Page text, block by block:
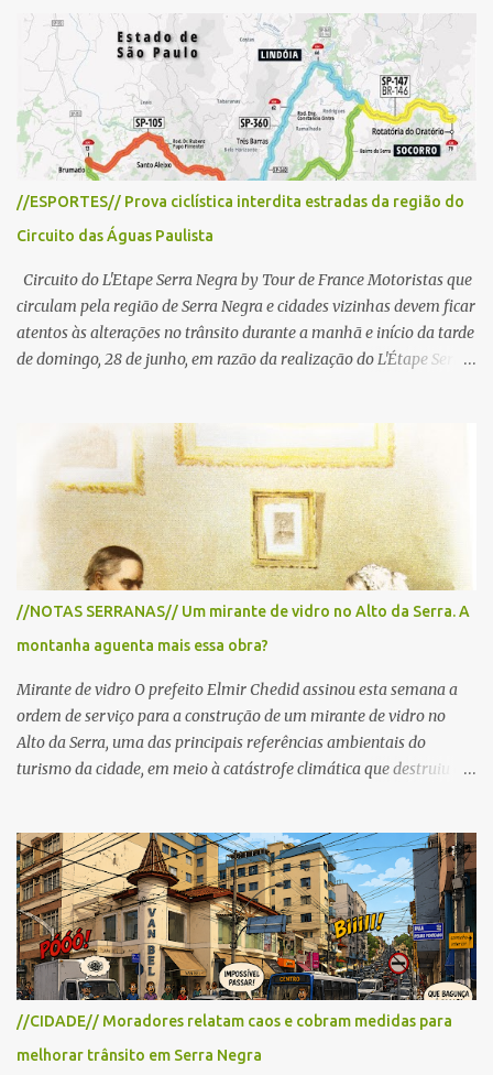
i
o
//ESPORTES// Prova ciclística interdita estradas da região do
Circuito das Águas Paulista
Circuito do L'Etape Serra Negra by Tour de France Motoristas que
circulam pela região de Serra Negra e cidades vizinhas devem ficar
atentos às alterações no trânsito durante a manhã e início da tarde
de domingo, 28 de junho, em razão da realização do L'Étape Serra
reunirá atletas de diferentes regiões do país e terá percursos
passando pelos municípios de Serra Negra, Amparo, Monte Alegre
do Sul, Lindoia e Socorro. Para garantir a segurança dos
participantes e do público, diversos trechos de rodovias e estradas
da região serão interditados temporariamente ao longo da prova.
A largada será na Rua Coronel Pedro Penteado, em Serra Negra,
para cerca de 2.000 ciclistas, às 6h30. De acordo com o
cronograma da organização e de todas as prefeituras envolvidas,
as interdições ocorrerão de forma programada e os trechos serão
//NOTAS SERRANAS// Um mirante de vidro no Alto da Serra. A
montanha aguenta mais essa obra?
Mirante de vidro O prefeito Elmir Chedid assinou esta semana a
ordem de serviço para a construção de um mirante de vidro no
Alto da Serra, uma das principais referências ambientais do
turismo da cidade, em meio à catástrofe climática que destruiu o
ambiental nas políticas públicas. Preservação permanente O Alto
da Serra está localizado em uma das Áreas de Preservação
Permanente no município, chamadas de APP no Código Florestal
Brasileiro, Lei nº 12.651/12. As APPS são protegidas com a função
ambiental de preservar os recursos hídricos, a paisagem, a
proteção do solo e a biodiversidade para assegurar a qualidade de
vida da população. No local já estão instaladas torres de
transmissão de televisão e telefonia celular, contêineres de uso
comercial, sanitário público, pequenas construções e uma rampa
//CIDADE// Moradores relatam caos e cobram medidas para
melhorar trânsito em Serra Negra